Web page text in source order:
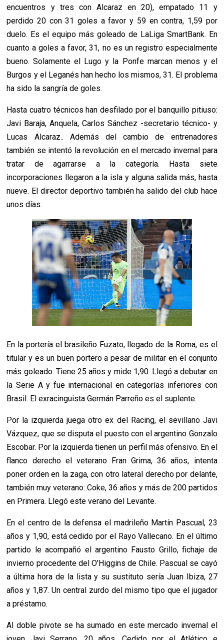
encuentros y tres con Alcaraz en 20), empatado 11 y
perdido 20 con 31 goles a favor y 59 en contra, 1,59 por
duelo. Es el equipo más goleado de LaLiga SmartBank. En
cuanto a goles a favor, 31, no es un registro especialmente
bueno. Solamente el Lugo y la Ponfe marcan menos y el
Burgos y el Leganés han hecho los mismos, 31. El problema
ha sido la sangría de goles.
Hasta cuatro técnicos han desfilado por el banquillo pitiuso:
Javi Baraja, Anquela, Carlos Sánchez -secretario técnico- y
Lucas Alcaraz.. Además del cambio de entrenadores
también se intentó la revolución en el mercado invernal para
tratar de agarrarse a la categoría. Hasta siete
incorporaciones llegaron a la isla y alguna salida más, hasta
nueve. El director deportivo también ha salido del club hace
unos días.
En la portería el brasileño Fuzato, llegado de la Roma, es el
titular y es un buen portero a pesar de militar en el conjunto
más goleado. Tiene 25 años y mide 1,90. Llegó a debutar en
la Serie A y fue internacional en categorías inferiores con
Brasil. El exracinguista Germán Parreño es el suplente.
Por la izquierda juega otro ex del Racing, el sevillano Javi
Vázquez, que se disputa el puesto con el argentino Gonzalo
Escobar. Por la izquierda tienen un perfil más ofensivo. En el
flanco derecho el veterano Fran Grima, 36 años, intenta
poner orden en la zaga, con otro lateral derecho por delante,
también muy veterano: Coke, 36 años y más de 200 partidos
en Primera. Llegó este verano del Levante.
En el centro de la defensa el madrileño Martín Pascual, 23
años y 1,90, está cedido por el Rayo Vallecano. En el último
partido le acompañó el argentino Fausto Grillo, fichaje de
invierno procedente del O'Higgins de Chile. Pascual se cayó
a última hora de la lista y su sustituto sería Juan Ibiza, 27
años y 1,87. Un central zurdo del mismo tipo que el jugador
a préstamo.
Al doble pivote se ha sumado en este mercado invernal el